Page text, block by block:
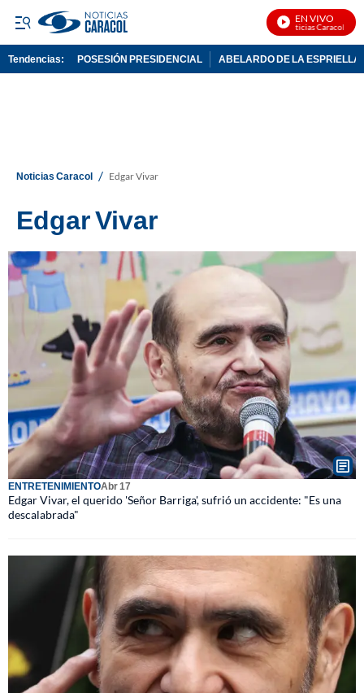
EN VIVO
Noticias Caracol En
Tendencias: POSESIÓN PRESIDENCIAL ABELARDO DE LA ESPRIELLA
Noticias Caracol / Edgar Vivar
Edgar Vivar
ENTRETENIMIENTOAbr 17
Edgar Vivar, el querido 'Señor Barriga', sufrió un accidente: "Es una
descalabrada"